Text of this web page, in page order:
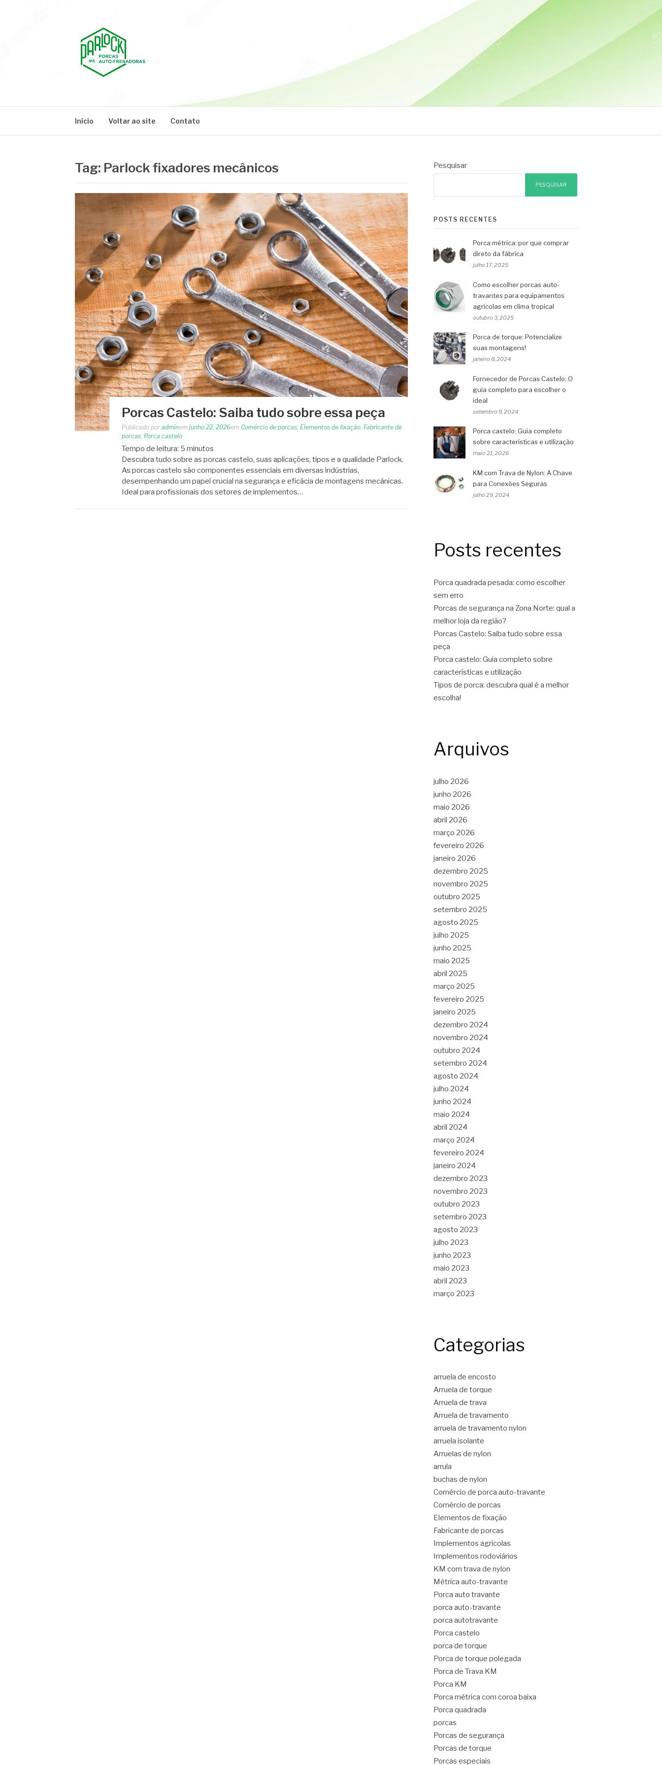
Início Voltar ao site Contato
Tag: Parlock fixadores mecânicos
Porcas Castelo: Saiba tudo sobre essa peça
Publicado por adminem junho 22, 2026em Comércio de porcas, Elementos de fixação, Fabricante de
porcas, Porca castelo
Tempo de leitura: 5 minutos
Descubra tudo sobre as porcas castelo, suas aplicações, tipos e a qualidade Parlock.
As porcas castelo são componentes essenciais em diversas indústrias,
desempenhando um papel crucial na segurança e eficácia de montagens mecânicas.
Ideal para profissionais dos setores de implementos…
Pesquisar
PESQUISAR
POSTS RECENTES
Porca métrica: por que comprar
direto da fábrica
julho 17, 2025
Como escolher porcas auto-
travantes para equipamentos
agrícolas em clima tropical
outubro 3, 2025
Porca de torque: Potencialize
suas montagens!
janeiro 8, 2024
Fornecedor de Porcas Castelo: O
guia completo para escolher o
ideal
setembro 9, 2024
Porca castelo: Guia completo
sobre características e utilização
maio 21, 2026
KM com Trava de Nylon: A Chave
para Conexões Seguras
julho 29, 2024
Posts recentes
Porca quadrada pesada: como escolher
sem erro
Porcas de segurança na Zona Norte: qual a
melhor loja da região?
Porcas Castelo: Saiba tudo sobre essa
peça
Porca castelo: Guia completo sobre
características e utilização
Tipos de porca: descubra qual é a melhor
escolha!
Arquivos
julho 2026
junho 2026
maio 2026
abril 2026
março 2026
fevereiro 2026
janeiro 2026
dezembro 2025
novembro 2025
outubro 2025
setembro 2025
agosto 2025
julho 2025
junho 2025
maio 2025
abril 2025
março 2025
fevereiro 2025
janeiro 2025
dezembro 2024
novembro 2024
outubro 2024
setembro 2024
agosto 2024
julho 2024
junho 2024
maio 2024
abril 2024
março 2024
fevereiro 2024
janeiro 2024
dezembro 2023
novembro 2023
outubro 2023
setembro 2023
agosto 2023
julho 2023
junho 2023
maio 2023
abril 2023
março 2023
Categorias
arruela de encosto
Arruela de torque
Arruela de trava
Arruela de travamento
arruela de travamento nylon
arruela isolante
Arruelas de nylon
arrula
buchas de nylon
Comércio de porca auto-travante
Comércio de porcas
Elementos de fixação
Fabricante de porcas
Implementos agrícolas
Implementos rodoviários
KM com trava de nylon
Métrica auto-travante
Porca auto travante
porca auto-travante
porca autotravante
Porca castelo
porca de torque
Porca de torque polegada
Porca de Trava KM
Porca KM
Porca métrica com coroa baixa
Porca quadrada
porcas
Porcas de segurança
Porcas de torque
Porcas especiais